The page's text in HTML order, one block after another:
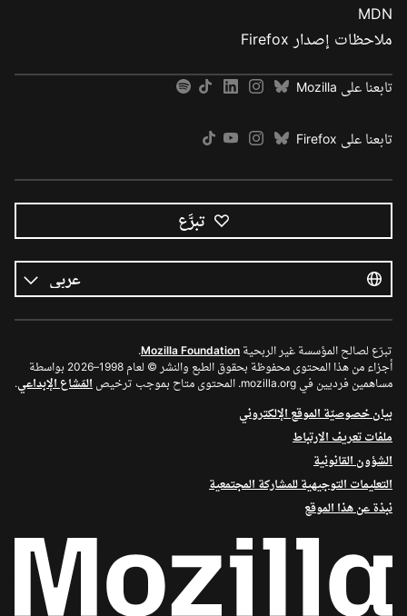
MDN
ملاحظات إصدار Firefox
تابعنا على Mozilla
تابعنا على Firefox
تبرَّع
اللغات
اللغة
تبرّع لصالح المؤسسة غير الربحية Mozilla Foundation
.
أجزاء من هذا المحتوى محفوظة بحقوق الطبع والنشر © لعام 1998–2026 بواسطة
مساهمين فرديين في mozilla.org. المحتوى متاح بموجب ترخيص
المَشاع الإبداعي.
بيان خصوصيّة الموقع الإلكتروني
ملفات تعريف الارتباط
الشؤون القانونية
التعليمات التوجيهية للمشاركة المجتمعية
نبذة عن هذا الموقع